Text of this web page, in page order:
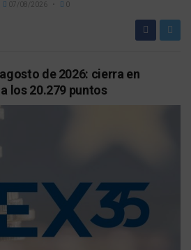
07/08/2026 0
de 2026: cierra en
los 20.279 puntos